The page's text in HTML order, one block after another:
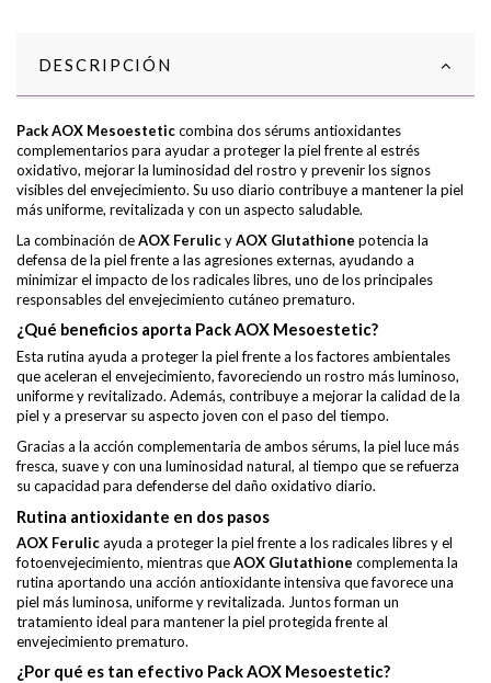
DESCRIPCIÓN
Pack AOX Mesoesteticcombina dos sérums antioxidantes
complementarios para ayudar a proteger la piel frente al estrés
oxidativo, mejorar la luminosidad del rostro y prevenir los signos
visibles del envejecimiento. Su uso diario contribuye a mantener la piel
más uniforme, revitalizada y con un aspecto saludable.
La combinación deAOX FerulicyAOX Glutathione potencia la
defensa de la piel frente a las agresiones externas, ayudando a
minimizar el impacto de los radicales libres, uno de los principales
responsables del envejecimiento cutáneo prematuro.
¿Qué beneficios aporta Pack AOX Mesoestetic?
Esta rutina ayuda a proteger la piel frente a los factores ambientales
que aceleran el envejecimiento, favoreciendo un rostro más luminoso,
uniforme y revitalizado. Además, contribuye a mejorar la calidad de la
piel y a preservar su aspecto joven con el paso del tiempo.
Gracias a la acción complementaria de ambos sérums, la piel luce más
fresca, suave y con una luminosidad natural, al tiempo que se refuerza
su capacidad para defenderse del daño oxidativo diario.
Rutina antioxidante en dos pasos
AOX Ferulicayuda a proteger la piel frente a los radicales libres y el
fotoenvejecimiento, mientras queAOX Glutathione complementa la
rutina aportando una acción antioxidante intensiva que favorece una
piel más luminosa, uniforme y revitalizada. Juntos forman un
tratamiento ideal para mantener la piel protegida frente al
envejecimiento prematuro.
¿Por qué es tan efectivo Pack AOX Mesoestetic?